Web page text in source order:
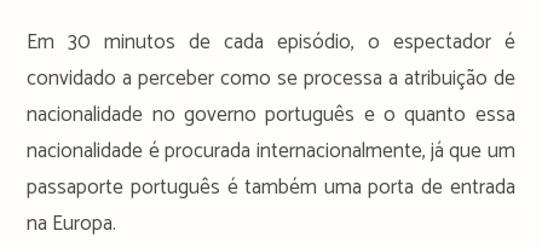
Em 30 minutos de cada episódio, o espectador é
convidado a perceber como se processa a atribuição de
nacionalidade no governo português e o quanto essa
nacionalidade é procurada internacionalmente, já que um
passaporte português é também uma porta de entrada
na Europa.